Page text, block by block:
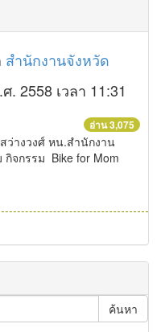
สำนักงานจังหวัด
2558 เวลา 11:31
อ่าน 3,075
ว่างวงศ์ หน.สำนักงาน
กิจกรรม Bike for Mom
ค้นหา